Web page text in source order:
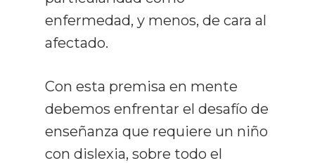
enfermedad, y menos, de cara al
afectado.
Con esta premisa en mente
debemos enfrentar el desafío de
enseñanza que requiere un niño
con dislexia, sobre todo el